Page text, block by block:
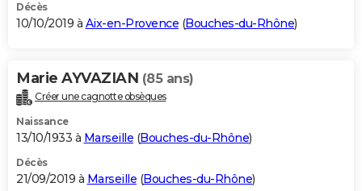
Décès
10/10/2019 à Aix-en-Provence (Bouches-du-Rhône)
Marie AYVAZIAN (85 ans)
Créer une cagnotte obsèques
Naissance
13/10/1933 à Marseille (Bouches-du-Rhône)
Décès
21/09/2019 à Marseille (Bouches-du-Rhône)